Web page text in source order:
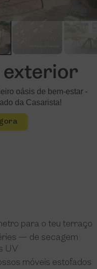
exterior
oásis de bem-estar -
da Casarista!
para o teu terraço
— de secagem
UV
móveis estofados